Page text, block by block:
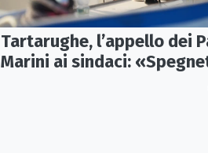
Tartarughe, l’appello dei
Marini ai sindaci: